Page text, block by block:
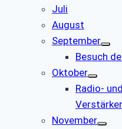
Juli
August
September
Besuch
Oktober
Radio-
November